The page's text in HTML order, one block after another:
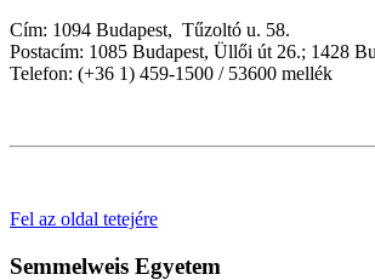
Cím: 1094 Budapest, Tűzoltó u. 58.
Postacím: 1085 Budapest, Üllői út 26.; 1428
Telefon: (+36 1) 459-1500 / 53600 mellék
Fel az oldal tetejére
Semmelweis Egyetem